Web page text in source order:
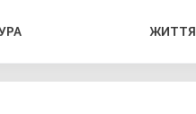
ЖИТТЯ